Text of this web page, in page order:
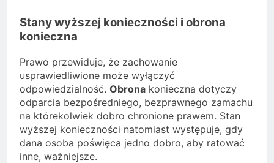
Stany wyższej konieczności i obrona
konieczna
Prawo przewiduje, że zachowanie
usprawiedliwione może wyłączyć
odpowiedzialność. Obrona konieczna dotyczy
odparcia bezpośredniego, bezprawnego zamachu
na którekolwiek dobro chronione prawem. Stan
wyższej konieczności natomiast występuje, gdy
dana osoba poświęca jedno dobro, aby ratować
inne, ważniejsze.